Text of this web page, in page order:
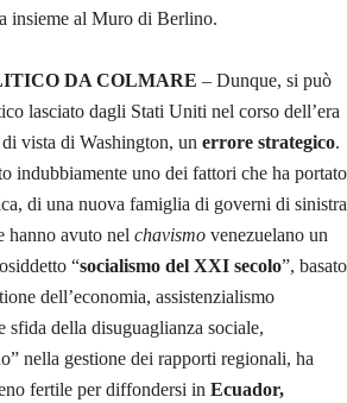
insieme al Muro di Berlino.
DA COLMARE – Dunque, si può
lasciato dagli Stati Uniti nel corso dell’era
vista di Washington, un errore strategico.
indubbiamente uno dei fattori che ha portato
di una nuova famiglia di governi di sinistra
hanno avuto nel chavismo venezuelano un
“socialismo del XXI secolo”, basato
dell’economia, assistenzialismo
sfida della disuguaglianza sociale,
nella gestione dei rapporti regionali, ha
fertile per diffondersi in Ecuador,